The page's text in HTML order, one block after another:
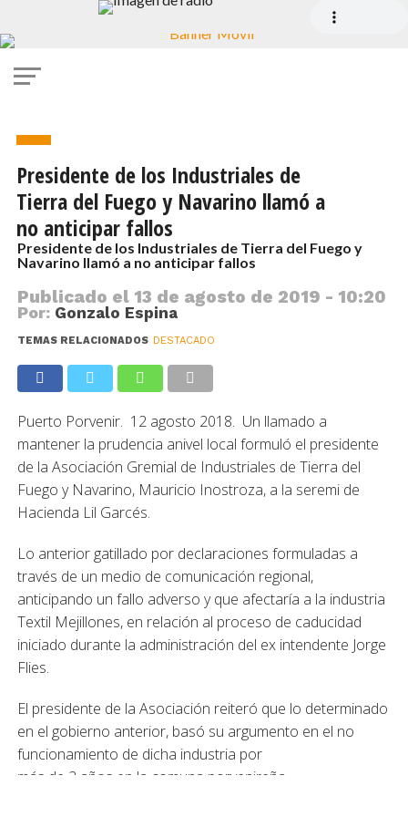
Noticias
Presidente de los Industriales de
Tierra del Fuego y Navarino llamó a
no anticipar fallos
Presidente de los Industriales de Tierra del Fuego y
Navarino llamó a no anticipar fallos
Publicado el 13 de agosto de 2019 - 10:20
Por: Gonzalo Espina
TEMAS RELACIONADOS DESTACADO
Puerto Porvenir. 12 agosto 2018. Un llamado a
mantener la prudencia anivel local formuló el presidente
de la Asociación Gremial de Industriales de Tierra del
Fuego y Navarino, Mauricio Inostroza, a la seremi de
Hacienda Lil Garcés.
Lo anterior gatillado por declaraciones formuladas a
través de un medio de comunicación regional,
anticipando un fallo adverso y que afectaría a la industria
Textil Mejillones, en relación al proceso de caducidad
iniciado durante la administración del ex intendente Jorge
Flies.
El presidente de la Asociación reiteró que lo determinado
en el gobierno anterior, basó su argumento en el no
funcionamiento de dicha industria por
más de 2 años en la comuna porvenireña.